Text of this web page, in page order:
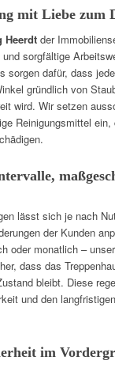
mit Liebe zum
Heerdt der
sorgfältige
sorgen dafür, dass
gründlich von
wird. Wir setzen
Reinigungsmittel
lässt sich je nach
der Kunden
oder monatlich –
dass das
bleibt. Diese
und den
im